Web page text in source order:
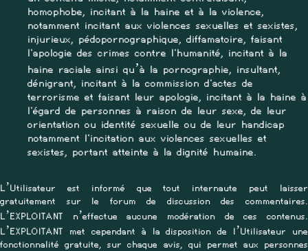
homophobe, incitant à la haine et à la violence,
notamment incitant aux violences sexuelles et sexistes,
injurieux, pédopornographique, diffamatoire, faisant
l'apologie des crimes contre l'humanité, incitant à la
haine raciale ainsi qu’à la pornographie, insultant,
dénigrant, incitant à la commission d'actes de
terrorisme et faisant leur apologie, incitant à la haine à
l'égard de personnes à raison de leur sexe, de leur
orientation ou identité sexuelle ou de leur handicap
notamment l'incitation aux violences sexuelles et
sexistes, portant atteinte à la dignité humaine.
L’Utilisateur est informé que tout internaute peut laisser
gratuitement sur le forum de discussion des commentaires.
L’EXPLOITANT n’effectue aucune modération de ces contenus.
L’EXPLOITANT met cependant à la disposition de l’Utilisateur une
fonctionnalité gratuite, sur chaque avis, qui permet aux personnes